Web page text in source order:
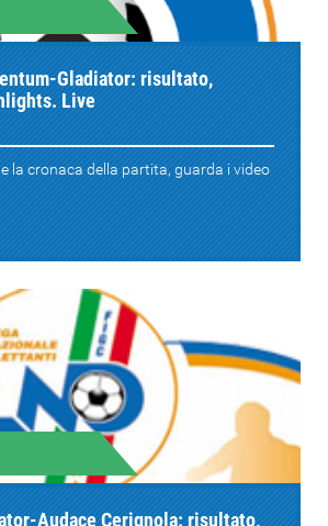
Gladiator: risultato,
Live
la cronaca della partita, guarda i video
Audace Cerignola: risultato,